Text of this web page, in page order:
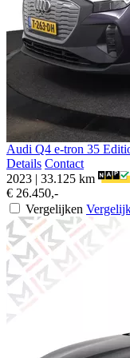
Audi Q4 e-tron 35
Details Contact
2023 | 33.125 km
€ 26.450,-
Vergelijken